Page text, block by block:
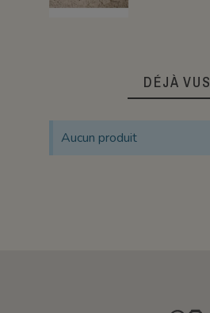
DÉJÀ VUS
Aucun produit